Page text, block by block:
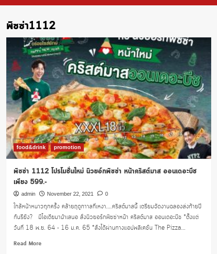
พิซซ่า1112
food&drink promotion
พิซซ่า 1112 โปรโมชั่นใหม่ นิวยอ์กพิซซ่า หน้าคริสต์มาส ออนเดอะบีช
เพียง 599.-
admin November 22, 2021 0
ใกล้หน้าหนาวทุกครั้ง คล้ายฤดูกาาลที่เหงา....คริสต์มาสนี้ เตรียมจัดงานฉลองส่งท้ายปี
กันรึยัง? มีไอเดียมานำเสนอ สั่งนิวยอร์กพิซซ่าหน้า คริสต์มาส ออนเดอะบีช *ตั้งแต่
วันที่ 18 พ.ย. 64 - 16 ม.ค. 65 *สั่งได้ผ่านทางแอปพลิเคชั่น The Pizza...
Read MoreRead